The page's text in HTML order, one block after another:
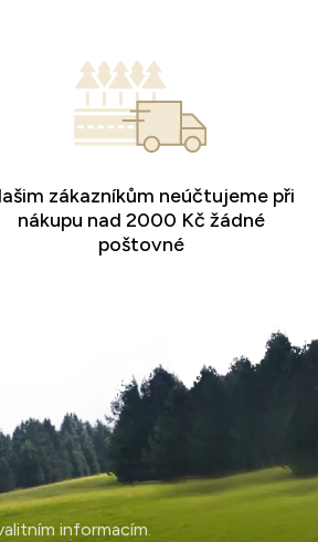
zákazníkům neúčtujeme při
nákupu nad 2000 Kč žádné
poštovné
informacím.